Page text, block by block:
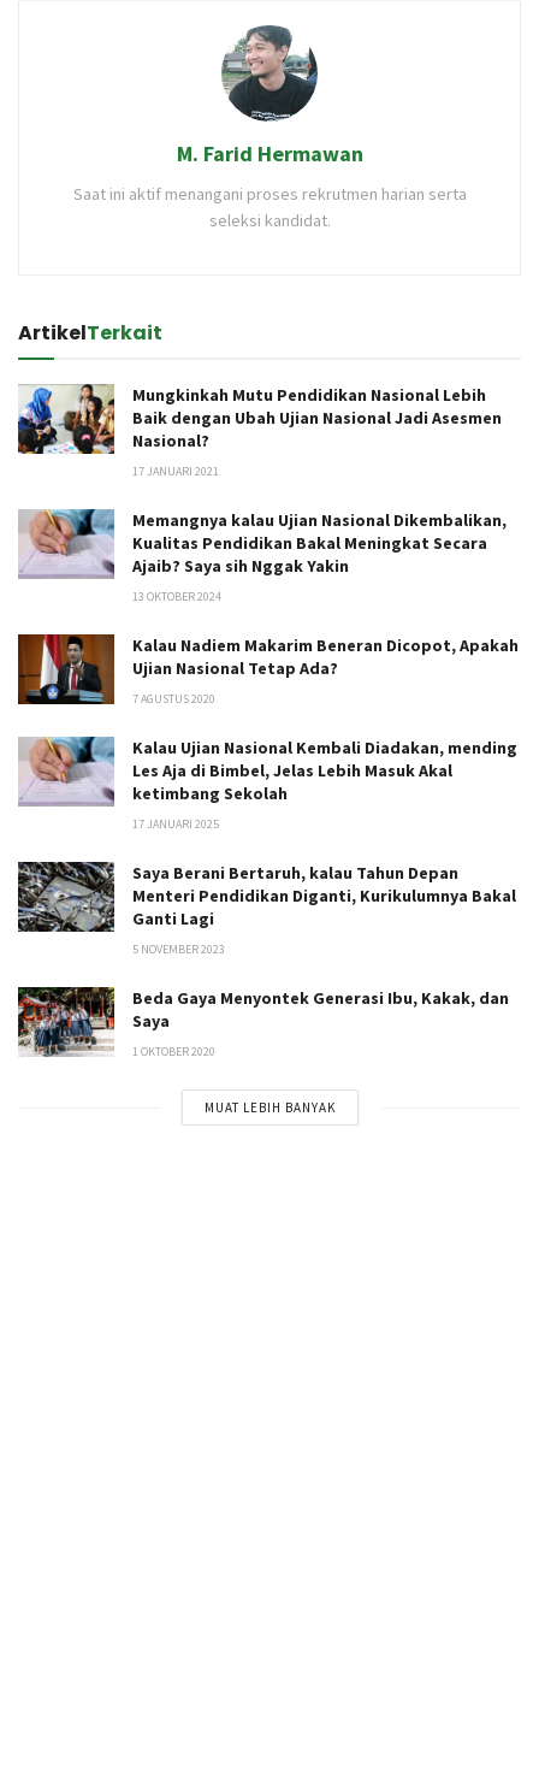
M. Farid Hermawan
Saat ini aktif menangani proses rekrutmen harian serta
seleksi kandidat.
ArtikelTerkait
Mungkinkah Mutu Pendidikan Nasional Lebih
Baik dengan Ubah Ujian Nasional Jadi Asesmen
Nasional?
17 JANUARI 2021
Memangnya kalau Ujian Nasional Dikembalikan,
Kualitas Pendidikan Bakal Meningkat Secara
Ajaib? Saya sih Nggak Yakin
13 OKTOBER 2024
Kalau Nadiem Makarim Beneran Dicopot, Apakah
Ujian Nasional Tetap Ada?
7 AGUSTUS 2020
Kalau Ujian Nasional Kembali Diadakan, mending
Les Aja di Bimbel, Jelas Lebih Masuk Akal
ketimbang Sekolah
17 JANUARI 2025
Saya Berani Bertaruh, kalau Tahun Depan
Menteri Pendidikan Diganti, Kurikulumnya Bakal
Ganti Lagi
5 NOVEMBER 2023
Beda Gaya Menyontek Generasi Ibu, Kakak, dan
Saya
1 OKTOBER 2020
MUAT LEBIH BANYAK